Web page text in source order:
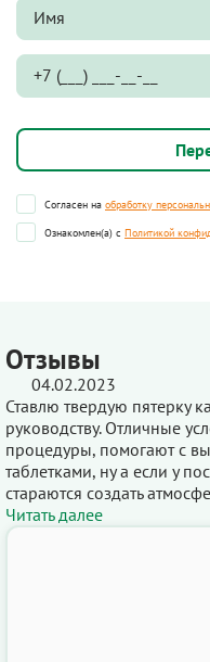
Согласен на обработку
Ознакомлен(а) с Политикой
Отзывы
04.02.2023
Ставлю твердую пятерку
руководству. Отличные
процедуры, помогают с
таблетками, ну а если у
стараются создать
Читать далее